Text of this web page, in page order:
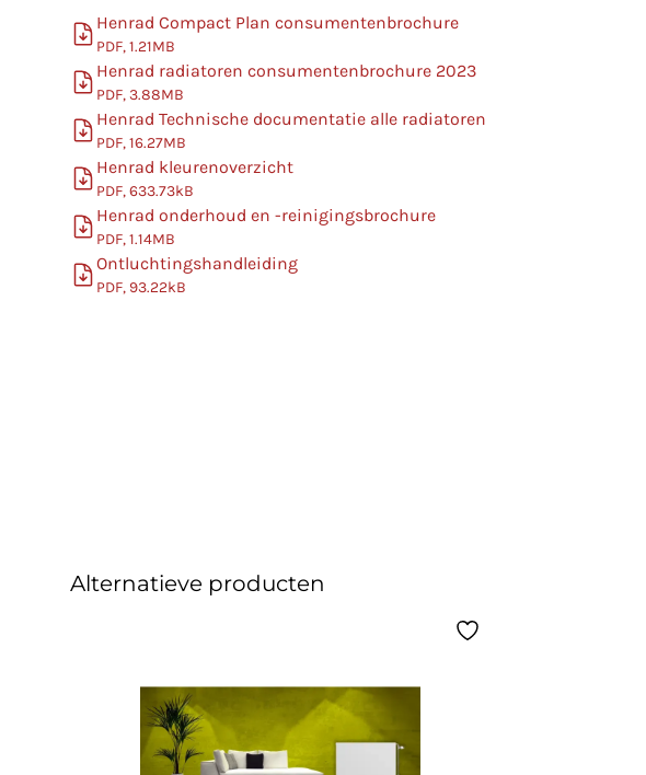
Henrad Compact Plan consumentenbrochure
PDF, 1.21MB
Henrad radiatoren consumentenbrochure 2023
PDF, 3.88MB
Henrad Technische documentatie alle radiatoren
PDF, 16.27MB
Henrad kleurenoverzicht
PDF, 633.73kB
Henrad onderhoud en -reinigingsbrochure
PDF, 1.14MB
Ontluchtingshandleiding
PDF, 93.22kB
Alternatieve producten